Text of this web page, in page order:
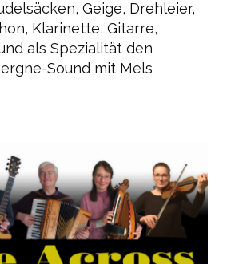
Geige, Drehleier,
Klarinette, Gitarre,
als Spezialität den
Sound mit Mels